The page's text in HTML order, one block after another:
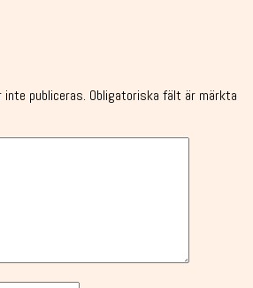
publiceras. Obligatoriska fält är märkta